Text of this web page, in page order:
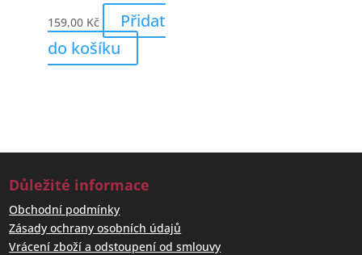
159,00 Kč
Přidat
do košíku
Důležité informace
Obchodní podmínky
Zásady ochrany osobních údajů
Vrácení zboží a odstoupení od smlouvy